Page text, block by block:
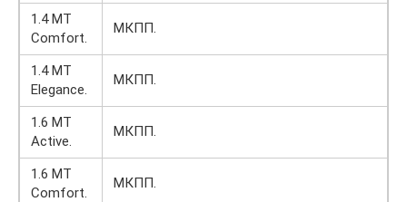
1.4 MT
Comfort.
МКПП.
1.4 MT
Elegance.
МКПП.
1.6 MT
Active.
МКПП.
1.6 MT
Comfort.
МКПП.